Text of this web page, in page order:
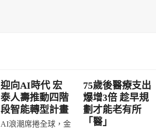
迎向AI時代 宏
泰人壽推動四階
段智能轉型計畫
AI浪潮席捲全球，金
75歲後醫療支出
爆增3倍 趁早規
劃才能老有所
「醫」